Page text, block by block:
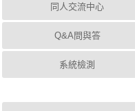
同人交流中心
Q&A問與答
系統檢測